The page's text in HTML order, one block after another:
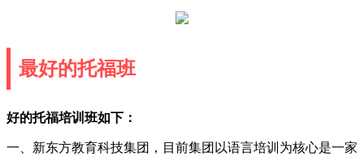
最好的托福班
好的托福培训班如下：
一、新东方教育科技集团，目前集团以语言培训为核心是一家